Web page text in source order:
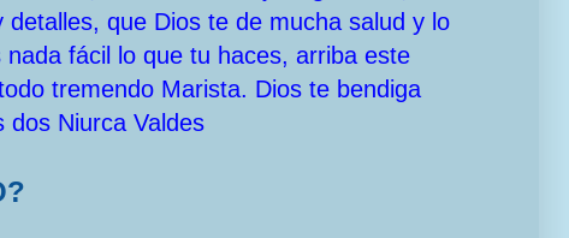
que Dios te de mucha salud y lo
fácil lo que tu haces, arriba este
tremendo Marista. Dios te bendiga
dos Niurca Valdes